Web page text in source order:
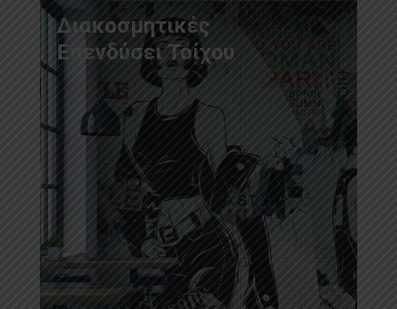
Διακοσμητικές
Επενδύσει Τοίχου